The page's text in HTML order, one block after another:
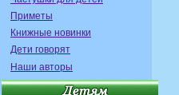
Приметы
Книжные новинки
Дети говорят
Наши авторы